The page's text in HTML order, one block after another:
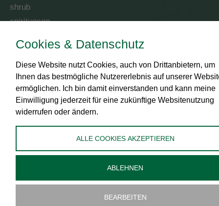
shrub
spirituosen
RECHTLICHES
Impressum
Datenschutz
Zahlungsmittel
Widerrufsbelehrung
Cookies bearbeiten
Cookies & Datenschutz
Diese Website nutzt Cookies, auch von Drittanbietern, um
Ihnen das bestmögliche Nutzererlebnis auf unserer
ermöglichen. Ich bin damit einverstanden und kann meine
Einwilligung jederzeit für eine zukünftige Websitenutzung
widerrufen oder ändern.
ALLE COOKIES AKZEPTIEREN
ABLEHNEN
BEARBEITEN